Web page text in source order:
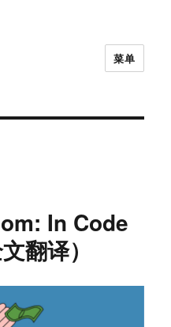
菜单
In Code
翻译）